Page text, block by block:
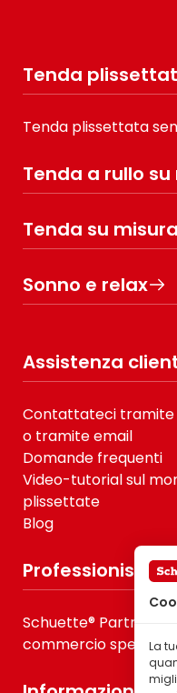
Tenda
Tenda plissettata
Tenda a rullo
Tenda su misura
Sonno e relax
Assistenza
Contattateci tramite
o tramite email
Domande frequenti
Video-tutorial sul
plissettate
Blog
Professionisti
Schuette® Partner dla
commercio
La